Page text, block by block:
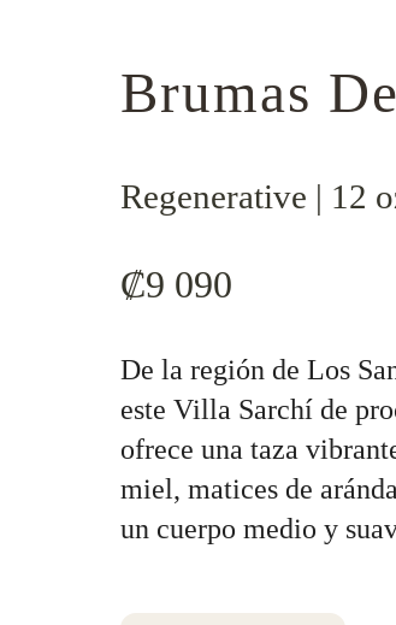
Brumas
Regenerative | 12
₡9 090
De la región de Los
este Villa Sarchí de
ofrece una taza
miel, matices de
un cuerpo medio y